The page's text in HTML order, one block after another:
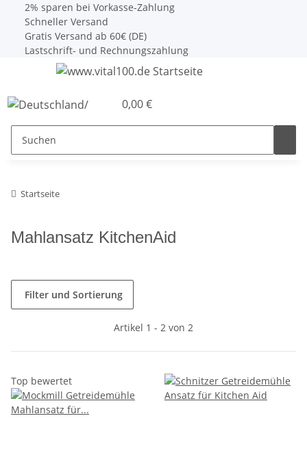
2% sparen bei Vorkasse-Zahlung
Schneller Versand
Gratis Versand ab 60€ (DE)
Lastschrift- und Rechnungszahlung
0,00 €
Startseite
Mahlansatz KitchenAid
Filter und Sortierung
Artikel 1 - 2 von 2
Top bewertet